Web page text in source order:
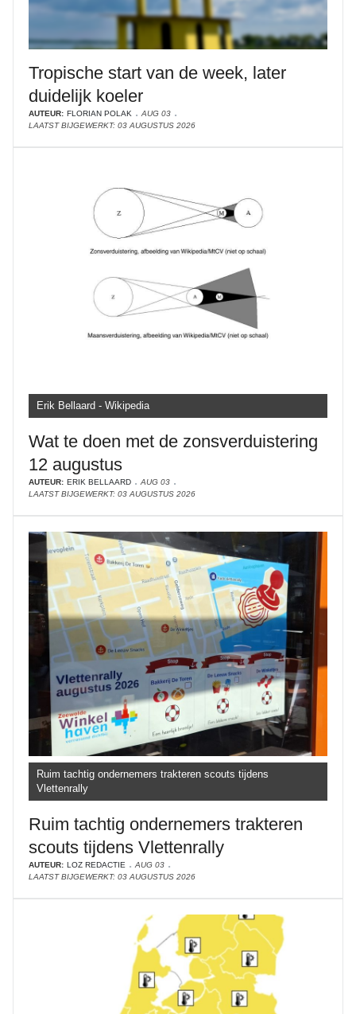
Tropische start van de week, later
duidelijk koeler
AUTEUR: FLORIAN POLAK
AUG 03
LAATST BIJGEWERKT: 03 AUGUSTUS 2026
Erik Bellaard - Wikipedia
Wat te doen met de zonsverduistering
12 augustus
AUTEUR: ERIK BELLAARD
AUG 03
LAATST BIJGEWERKT: 03 AUGUSTUS 2026
Ruim tachtig ondernemers trakteren scouts tijdens
Vlettenrally
Ruim tachtig ondernemers trakteren
scouts tijdens Vlettenrally
AUTEUR: LOZ REDACTIE
AUG 03
LAATST BIJGEWERKT: 03 AUGUSTUS 2026